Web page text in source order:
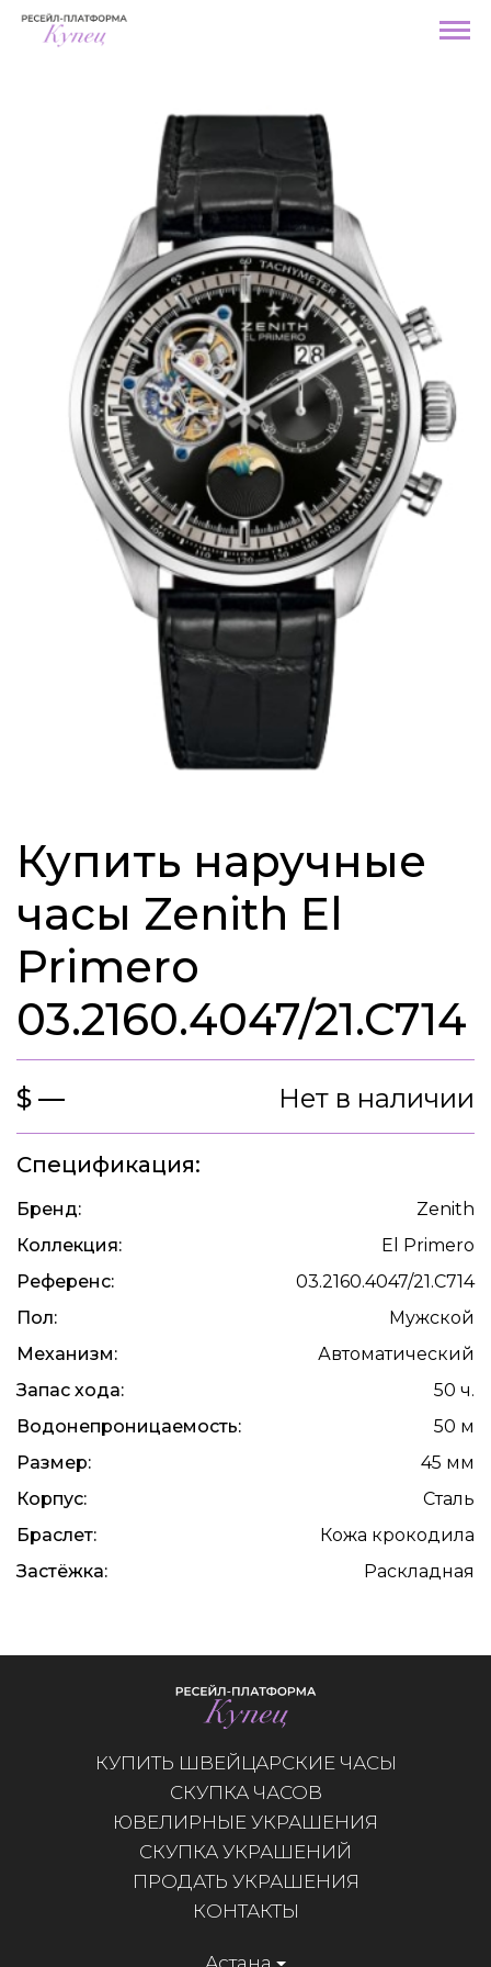
Купить наручные
часы Zenith El
Primero
03.2160.4047/21.C714
$ — Нет в наличии
Спецификация:
Бренд:
Zenith
Коллекция:
El Primero
Референс:
03.2160.4047/21.C714
Пол:
Мужской
Механизм:
Автоматический
Запас хода:
50 ч.
Водонепроницаемость:
50 м
Размер:
45 мм
Корпус:
Сталь
Браслет:
Кожа крокодила
Застёжка:
Раскладная
КУПИТЬ ШВЕЙЦАРСКИЕ ЧАСЫ
СКУПКА ЧАСОВ
ЮВЕЛИРНЫЕ УКРАШЕНИЯ
СКУПКА УКРАШЕНИЙ
ПРОДАТЬ УКРАШЕНИЯ
КОНТАКТЫ
Астана